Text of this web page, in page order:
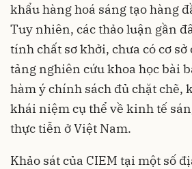
khẩu hàng hoá sáng tạo hàng
Tuy nhiên, các thảo luận gần
tính chất sơ khởi, chưa có cơ
tảng nghiên cứu khoa học bài
hàm ý chính sách đủ chặt chẽ,
khái niệm cụ thể về kinh tế
thực tiễn ở Việt Nam.
Khảo sát của CIEM tại một số